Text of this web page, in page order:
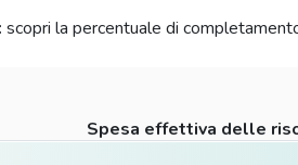
scopri la percentuale di
Spesa effettiva delle